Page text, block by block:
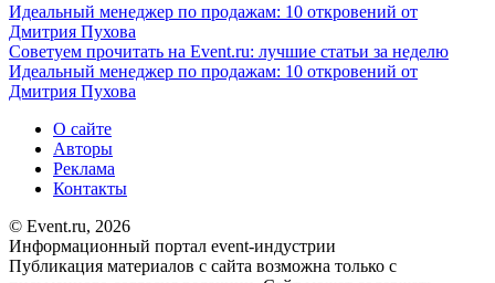
Идеальный менеджер по продажам: 10 откровений от
Дмитрия Пухова
Советуем прочитать на Event.ru: лучшие статьи за неделю
Идеальный менеджер по продажам: 10 откровений от
Дмитрия Пухова
О сайте
Авторы
Реклама
Контакты
© Event.ru, 2026
Информационный портал event-индустрии
Публикация материалов с сайта возможна только с